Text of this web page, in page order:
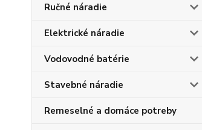
Ručné náradie
Elektrické náradie
Vodovodné batérie
Stavebné náradie
Remeselné a domáce potreby